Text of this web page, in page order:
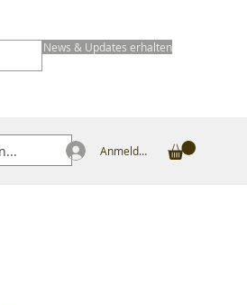
News & Updates erhalten
Anmelden